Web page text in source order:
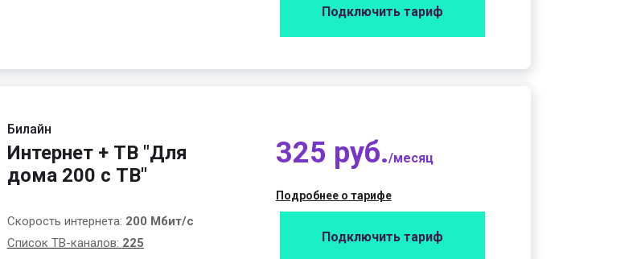
Подключить тариф
Билайн
Интернет + ТВ "Для
дома 200 с ТВ"
Скорость интернета: 200 Мбит/с
Список ТВ-каналов: 225
325 руб./месяц
Подробнее о тарифе
Подключить тариф